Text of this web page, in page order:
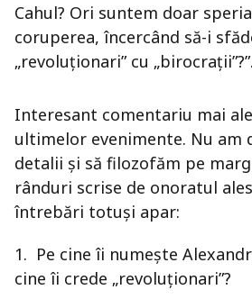
Cahul? Ori suntem doar
coruperea, încercând să-i
„revoluţionari” cu „birocraţii”?”.
Interesant comentariu mai
ultimelor evenimente. Nu am
detalii şi să filozofăm pe
rânduri scrise de onoratul
întrebări totuşi apar:
1. Pe cine îi numeşte
cine îi crede „revoluţionari”?